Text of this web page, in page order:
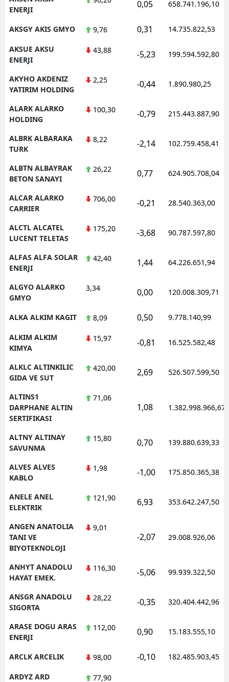
ENERJI
0,05 658.741.196,10
AKSGY AKIS GMYO 9,76 0,31 14.735.822,53
AKSUE AKSU
ENERJI
43,88 -5,23 199.594.592,80
AKYHO AKDENIZ
YATIRIM HOLDING
2,25 -0,44 1.890.980,25
ALARK ALARKO
HOLDING
100,30 -0,79 215.443.887,90
ALBRK ALBARAKA
TURK
8,22 -2,14 102.759.458,41
ALBTN ALBAYRAK
BETON SANAYI
26,22 0,77 624.905.708,04
ALCAR ALARKO
CARRIER
706,00 -0,21 28.540.363,00
ALCTL ALCATEL
LUCENT TELETAS
175,20 -3,68 90.787.597,80
ALFAS ALFA SOLAR
ENERJI
42,40 1,44 64.226.651,94
ALGYO ALARKO
GMYO
3,34 0,00 120.008.309,71
ALKA ALKIM KAGIT 8,09 0,50 9.778.140,99
ALKIM ALKIM
KIMYA
15,97 -0,81 16.525.582,48
ALKLC ALTINKILIC
GIDA VE SUT
420,00 2,69 526.507.599,50
ALTINS1
DARPHANE ALTIN
SERTIFIKASI
71,06
1,08 1.382.998.966,67
ALTNY ALTINAY
SAVUNMA
15,80 0,70 139.880.639,33
ALVES ALVES
KABLO
1,98 -1,00 175.850.365,38
ANELE ANEL
ELEKTRIK
121,90 6,93 353.642.247,50
ANGEN ANATOLIA
TANI VE
BIYOTEKNOLOJI
9,01
-2,07 29.008.926,06
ANHYT ANADOLU
HAYAT EMEK.
116,30 -5,06 99.939.322,50
ANSGR ANADOLU
SIGORTA
28,22 -0,35 320.404.442,96
ARASE DOGU ARAS
ENERJI
112,00 0,90 15.183.555,10
ARCLK ARCELIK 98,00 -0,10 182.485.903,45
ARDYZ ARD
77,90